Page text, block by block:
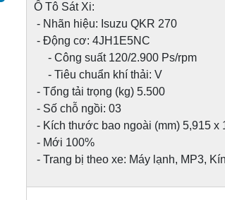
Ô Tô Sát Xi:
- Nhãn hiệu: Isuzu QKR 270
- Động cơ: 4JH1E5NC
- Công suất 120/2.900 Ps/rpm
- Tiêu chuẩn khí thải: V
- Tổng tải trọng (kg) 5.500
- Số chỗ ngồi: 03
- Kích thước bao ngoài (mm) 5,915 x
- Mới 100%
- Trang bị theo xe: Máy lạnh, MP3,